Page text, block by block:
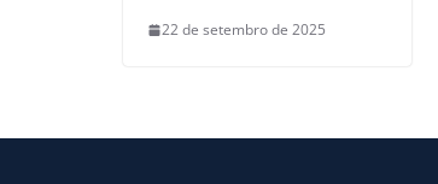
22 de setembro de 2025